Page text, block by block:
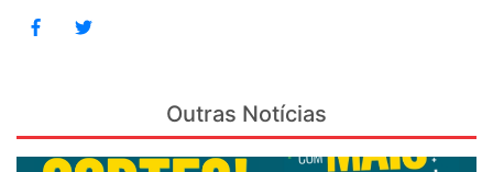
Outras Notícias